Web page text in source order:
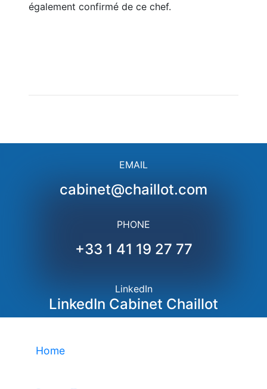
également confirmé de ce chef.
EMAIL
cabinet@chaillot.com
PHONE
+33 1 41 19 27 77
LinkedIn
LinkedIn Cabinet Chaillot
Home